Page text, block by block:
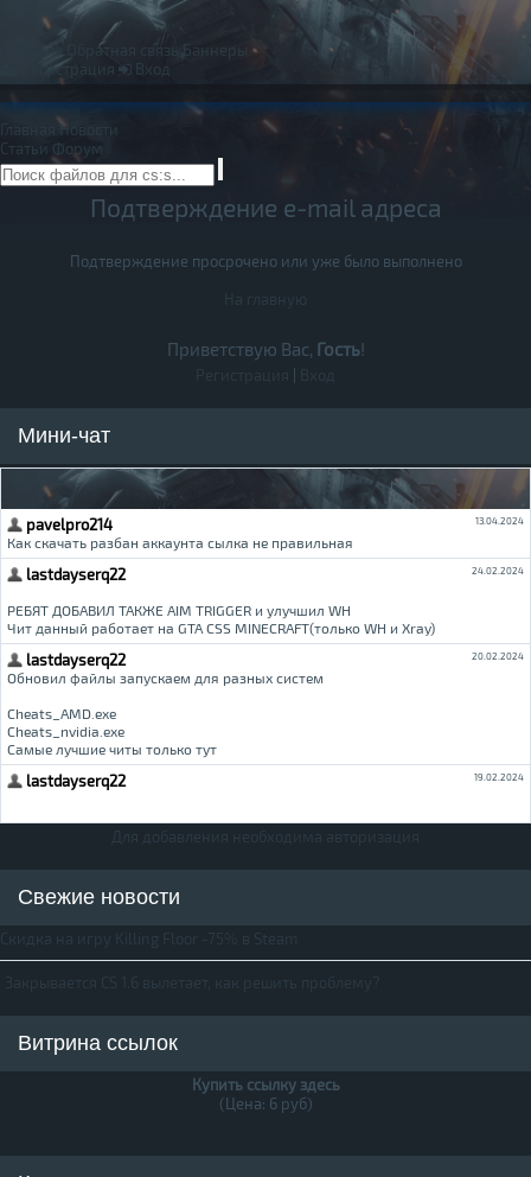
Обратная связь
Баннеры
Регистрация
Вход
Главная
Новости
Статьи Форум
Подтверждение e-mail адреса
Подтверждение просрочено или уже было выполнено
Приветствую Вас, Гость!
Мини-чат
Свежие новости
Витрина ссылок
Купить ссылку здесь
(Цена: 6 руб)